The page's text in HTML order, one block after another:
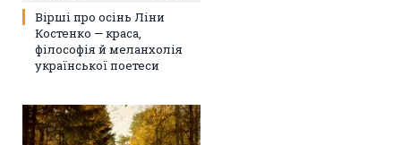
Вірші про осінь Ліни
Костенко — краса,
філософія й меланхолія
української поетеси